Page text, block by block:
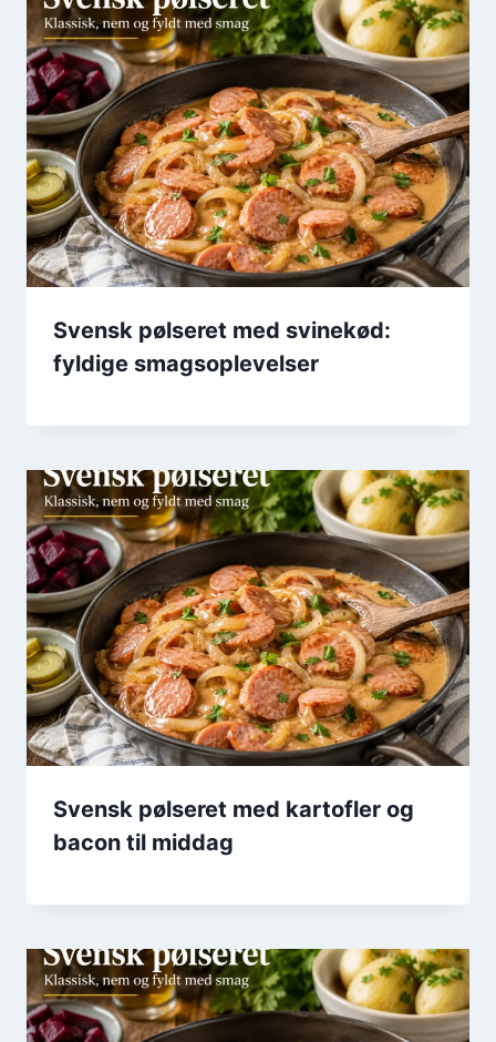
Svensk pølseret med svinekød:
fyldige smagsoplevelser
Svensk pølseret med kartofler og
bacon til middag